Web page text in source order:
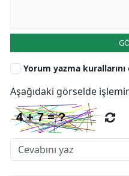
Yorum yazma kurallarını
Aşağıdaki görselde